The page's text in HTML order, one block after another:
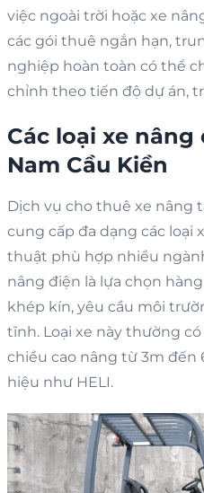
việc ngoài trời hoặc xe
các gói thuê ngắn hạn,
nghiệp hoàn toàn có thể
chỉnh theo tiến độ dự án,
Các loại xe nâng
Nam Cầu Kiền
Dịch vụ cho thuê xe nâng
cung cấp đa dạng các loại
thuật phù hợp nhiều
nâng điện là lựa chọn
khép kín, yêu cầu môi
tĩnh. Loại xe này thường
chiều cao nâng từ 3m đến
hiệu như HELI.